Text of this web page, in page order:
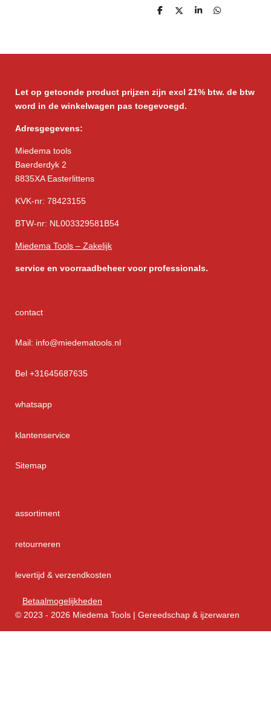
D
D
S
D
Let op getoonde product prijzen zijn excl 21% btw. de btw
word in de winkelwagen pas toegevoegd.
Adresgegevens:
Miedema tools
Baerderdyk 2
8835XA Easterlittens
KVK-nr: 78423155
BTW-nr: NL003329581B54
Miedema Tools – Zakelijk
service en voorraadbeheer voor professionals.
contact
Mail: info@miedematools.nl
Bel +31645687635
whatsapp
klantenservice
Sitemap
assortiment
retourneren
levertijd & verzendkosten
Betaalmogelijkheden
© 2023 - 2026 Miedema Tools | Gereedschap & ijzerwaren